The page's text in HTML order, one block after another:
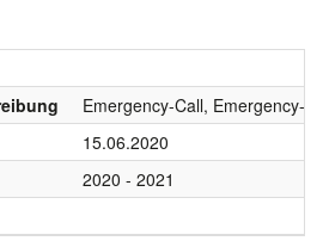
Emergency-Call, Emergency-
15.06.2020
2020 - 2021